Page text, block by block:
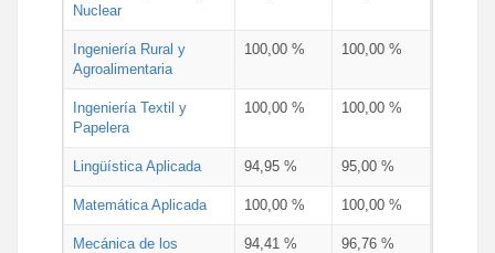
Nuclear
Ingeniería Rural y
Agroalimentaria
100,00 % 100,00 %
Ingeniería Textil y
Papelera
100,00 % 100,00 %
Lingüística Aplicada 94,95 % 95,00 %
Matemática Aplicada 100,00 % 100,00 %
Mecánica de los
94,41 % 96,76 %